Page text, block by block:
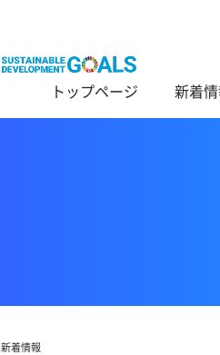
トップページ 新着
新着情報